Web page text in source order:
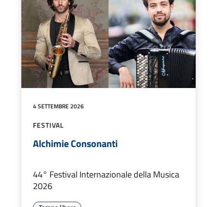
4 SETTEMBRE 2026
FESTIVAL
Alchimie Consonanti
44° Festival Internazionale della Musica
2026